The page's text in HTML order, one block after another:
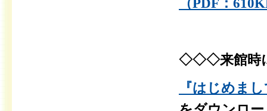
（PDF：
◇◇◇来館時
『はじめま